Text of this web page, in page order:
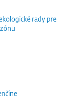
rady pre